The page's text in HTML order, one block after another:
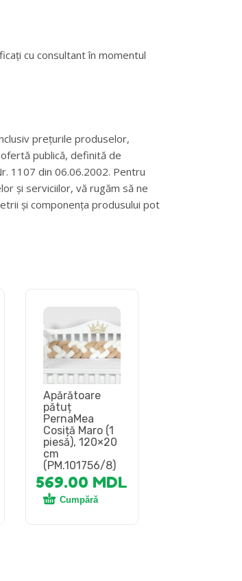
cu consultant în momentul
prețurile produselor,
publică, definită de
1107 din 06.06.2002. Pentru
și serviciilor, vă rugăm să ne
și componența produsului pot
Apărătoare
pătuț
PernaMea
Cosiță Maro (1
piesă), 120×20
cm
(PM.101756/8)
569.00 MDL
Cumpără